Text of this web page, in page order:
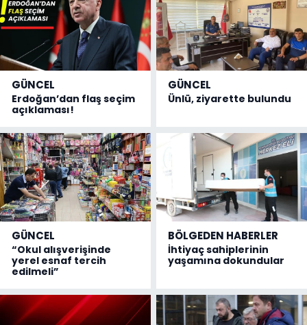
GÜNCEL
Erdoğan’dan flaş seçim
açıklaması!
GÜNCEL
Ünlü, ziyarette bulundu
GÜNCEL
“Okul alışverişinde
yerel esnaf tercih
edilmeli”
BÖLGEDEN HABERLER
İhtiyaç sahiplerinin
yaşamına dokundular